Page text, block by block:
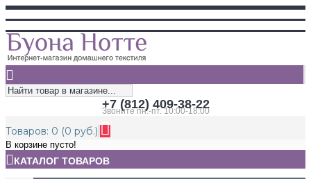
+7 (812) 409-38-22
Звоните пн.-пт. 10:00-18:00
Товаров: 0 (0 руб.)
В корзине пусто!
КАТАЛОГ ТОВАРОВ